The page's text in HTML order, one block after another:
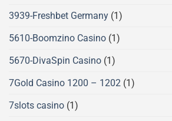
3939-Freshbet Germany (1)
5610-Boomzino Casino (1)
5670-DivaSpin Casino (1)
7Gold Casino 1200 – 1202 (1)
7slots casino (1)